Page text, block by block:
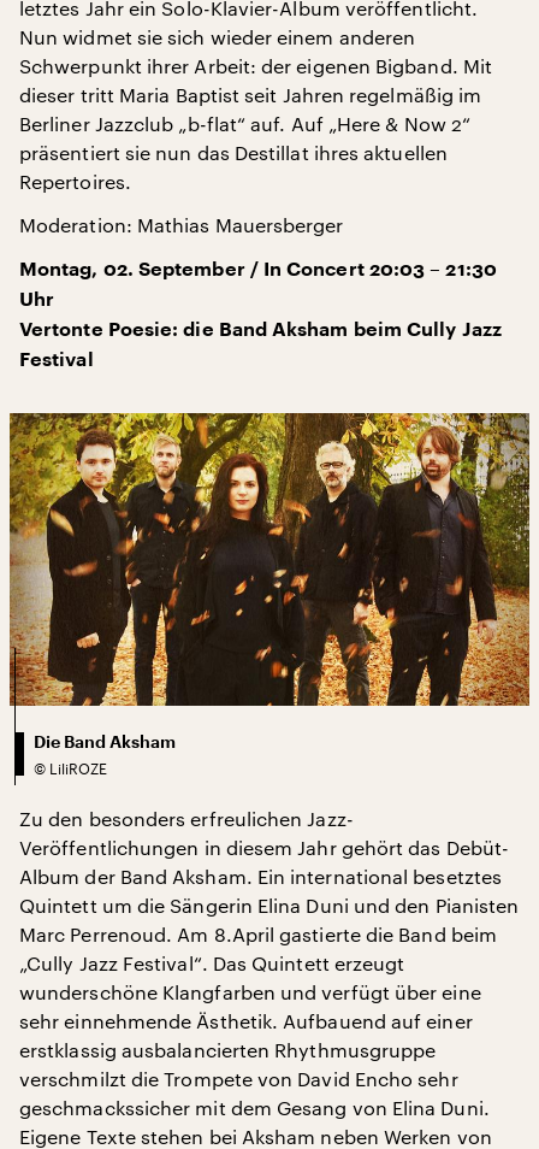
letztes Jahr ein Solo-Klavier-Album veröffentlicht.
Nun widmet sie sich wieder einem anderen
Schwerpunkt ihrer Arbeit: der eigenen Bigband. Mit
dieser tritt Maria Baptist seit Jahren regelmäßig im
Berliner Jazzclub „b-flat“ auf. Auf „Here & Now 2“
präsentiert sie nun das Destillat ihres aktuellen
Repertoires.
Moderation: Mathias Mauersberger
Montag, 02. September / In Concert 20:03 – 21:30
Uhr
Vertonte Poesie: die Band Aksham beim Cully Jazz
Festival
Die Band Aksham
© LiliROZE
Zu den besonders erfreulichen Jazz-
Veröffentlichungen in diesem Jahr gehört das Debüt-
Album der Band Aksham. Ein international besetztes
Quintett um die Sängerin Elina Duni und den Pianisten
Marc Perrenoud. Am 8.April gastierte die Band beim
„Cully Jazz Festival“. Das Quintett erzeugt
wunderschöne Klangfarben und verfügt über eine
sehr einnehmende Ästhetik. Aufbauend auf einer
erstklassig ausbalancierten Rhythmusgruppe
verschmilzt die Trompete von David Encho sehr
geschmackssicher mit dem Gesang von Elina Duni.
Eigene Texte stehen bei Aksham neben Werken von